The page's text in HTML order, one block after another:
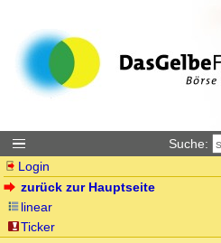
Suche:
Login
zurück zur Hauptseite
linear
Ticker